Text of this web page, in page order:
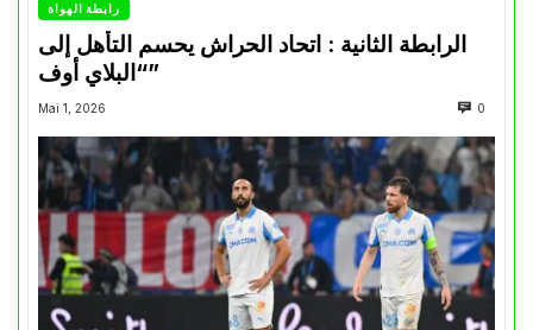
رابطة الهواة
الرابطة الثانية : اتحاد الحراش يحسم التأهل إلى
“البلاي أوف”
Mai 1, 2026 0